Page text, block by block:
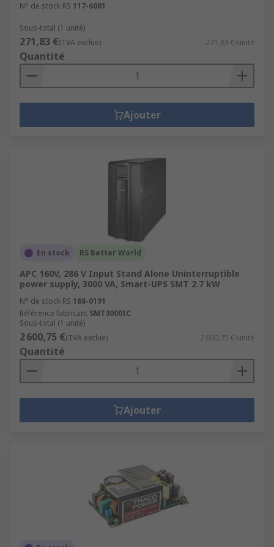
N° de stock RS 117-6081
Sous-total (1 unité)
271,83 €(TVA exclue) 271,83 €/unité
Quantité
Ajouter
En stock RS Better World
APC 160V, 286 V Input Stand Alone Uninterruptible
power supply, 3000 VA, Smart-UPS SMT 2.7 kW
N° de stock RS 188-0191
Référence fabricant SMT3000IC
Sous-total (1 unité)
2 600,75 €(TVA exclue) 2 600,75 €/unité
Quantité
Ajouter